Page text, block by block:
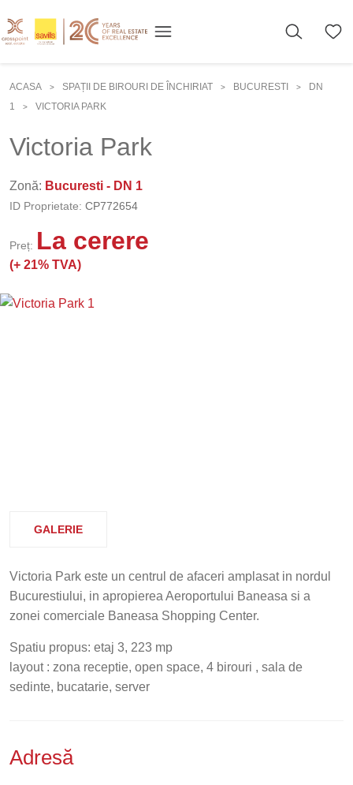
ACASA > SPAȚII DE BIROURI DE ÎNCHIRIAT > BUCURESTI >
DN
1
> VICTORIA PARK
Victoria Park
Zonă: Bucuresti - DN 1
ID Proprietate: CP772654
Preț: La cerere
(+ 21% TVA)
GALERIE
Victoria Park este un centrul de afaceri amplasat in nordul
Bucurestiului, in apropierea Aeroportului Baneasa si a
zonei comerciale Baneasa Shopping Center.
Spatiu propus: etaj 3, 223 mp
layout : zona receptie, open space, 4 birouri , sala de
sedinte, bucatarie, server
Adresă